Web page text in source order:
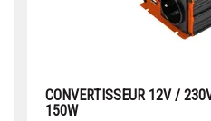
CONVERTISSEUR 12V /
150W